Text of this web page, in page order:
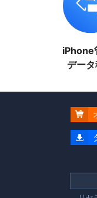
iPhone
デー

